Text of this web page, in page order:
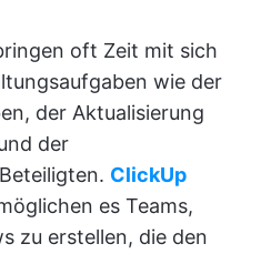
oft Zeit mit sich
wie der
der Aktualisierung
der
ClickUp
es Teams,
zu erstellen, die den